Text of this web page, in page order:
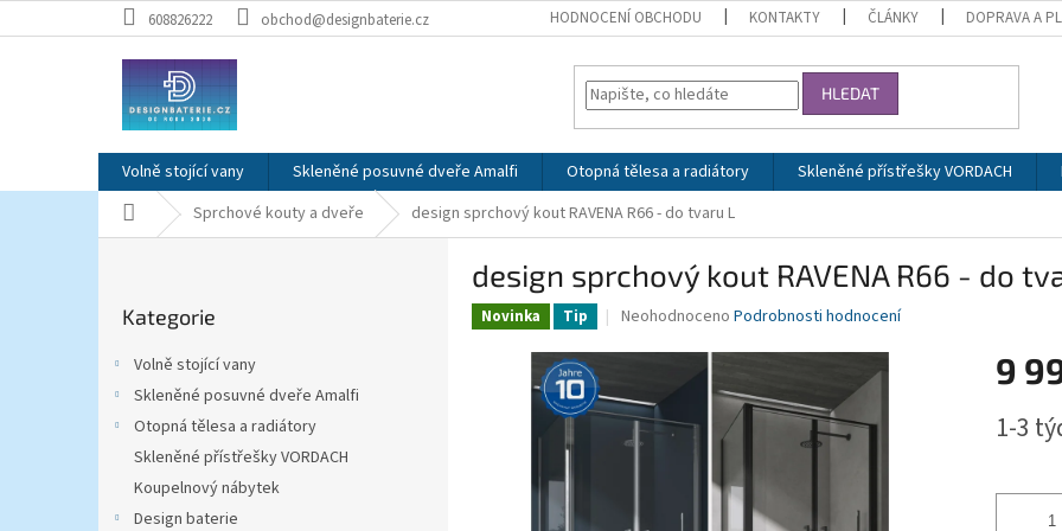
na
608826222 obchod@designbaterie.cz HODNOCENÍ OBCHODU KONTAKTY ČLÁNKY DOPRAVA A
HLEDAT
Volně stojící vany Skleněné posuvné dveře Amalfi Otopná tělesa a radiátory Skleněné přístřešky VORDACH
Domů Sprchové kouty a dveře design sprchový kout RAVENA R66 - do tvaru L
kategorie
Kategorie
Volně stojící vany
Skleněné posuvné dveře Amalfi
Otopná tělesa a radiátory
Skleněné přístřešky VORDACH
Koupelnový nábytek
Design baterie
design sprchový kout RAVENA R66 - do
Novinka Tip
Průměrné
produktu
0,0
5
Neohodnoceno Podrobnosti hodnocení
9
cena:
1-3